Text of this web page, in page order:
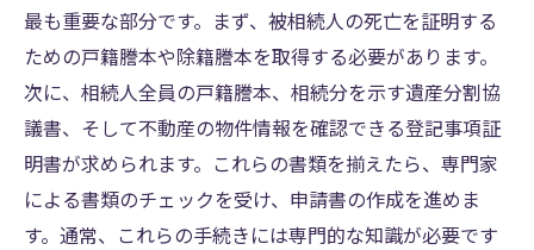
利用者の声を基にしたサービス改善
専門家による相続登記代行で安心手続き熊本市
東区の実績
地元で信頼される実績とその理由
専門家のネットワークを活用したサポート
法律改正に伴う対応実績
最も重要な部分です。まず、被相続人の死亡を証明する
ための戸籍謄本や除籍謄本を取得する必要があります。
次に、相続人全員の戸籍謄本、相続分を示す遺産分割協
議書、そして不動産の物件情報を確認できる登記事項証
明書が求められます。これらの書類を揃えたら、専門家
による書類のチェックを受け、申請書の作成を進めま
す。通常、これらの手続きには専門的な知識が必要です